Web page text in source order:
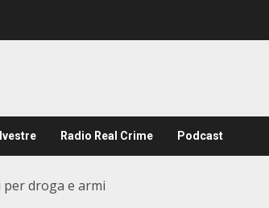
Radio Real Crime Podcast
droga e armi